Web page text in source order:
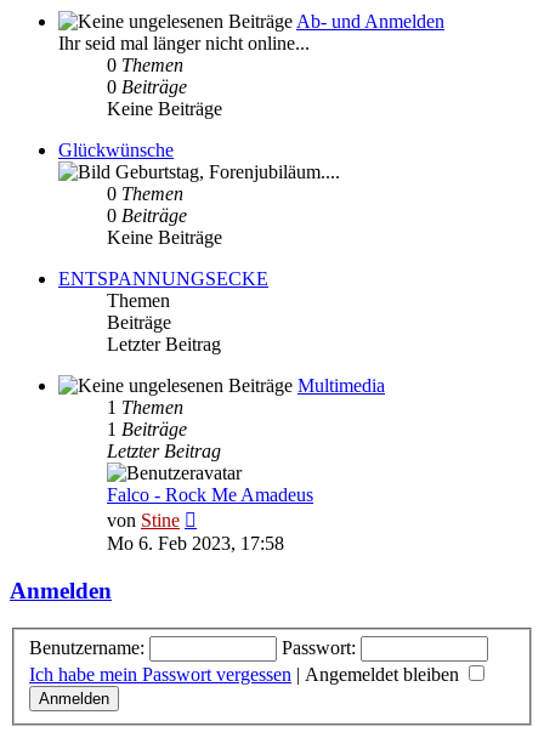
Ab- und Anmelden
Ihr seid mal länger nicht online...
0 Themen
0 Beiträge
Keine Beiträge
Glückwünsche
Geburtstag, Forenjubiläum....
0 Themen
0 Beiträge
Keine Beiträge
ENTSPANNUNGSECKE
Themen
Beiträge
Letzter Beitrag
Multimedia
1 Themen
1 Beiträge
Letzter Beitrag
Falco - Rock Me Amadeus
von Stine
Beitrag
Mo 6. Feb 2023, 17:58
Anmelden
Benutzername:
Passwort:
Ich habe mein Passwort vergessen
Angemeldet bleiben